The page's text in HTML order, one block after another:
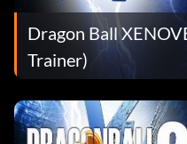
Dragon Ball
Trainer)